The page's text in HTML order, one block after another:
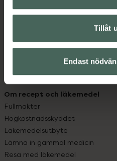
Tillåt
Endast
Handla tryggt
Leverans, betalning och retur
Kundklubb
Sajtens tillgänglighet
Köpvillkor
Om recept och läkemedel
Fullmakter
Högkostnadsskyddet
Läkemedelsutbyte
Lämna in gammal medicin
Resa med läkemedel